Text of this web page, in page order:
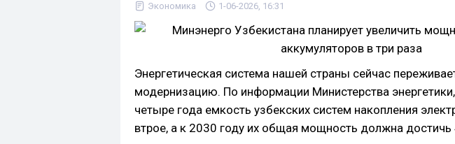
Экономика 1-06-2026, 16:31
Энергетическая система нашей страны сейчас
модернизацию. По информации Министерства
четыре года емкость узбекских систем накопления
втрое, а к 2030 году их общая мощность должна достичь